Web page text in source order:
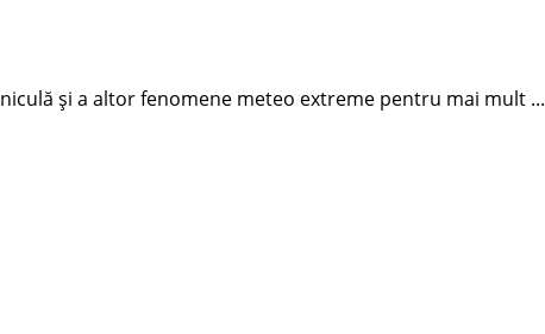
și a altor fenomene meteo extreme pentru mai mult ...